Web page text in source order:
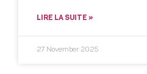
LIRE LA SUITE »
27 November 2025